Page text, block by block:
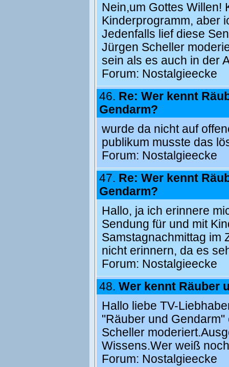
Nein,um Gottes Willen!
Kinderprogramm, aber
Jedenfalls lief diese
Jürgen Scheller
sein als es auch in der
Forum: Nostalgieecke
46. Re: Wer kennt
Gendarm?
wurde da nicht auf
publikum musste das
Forum: Nostalgieecke
47. Re: Wer kennt
Gendarm?
Hallo, ja ich erinnere
Sendung für und mit
Samstagnachmittag im
nicht erinnern, da es
Forum: Nostalgieecke
48. Wer kennt Räuber
Hallo liebe TV-
"Räuber und
Scheller
Wissens.Wer weiß
Forum: Nostalgieecke